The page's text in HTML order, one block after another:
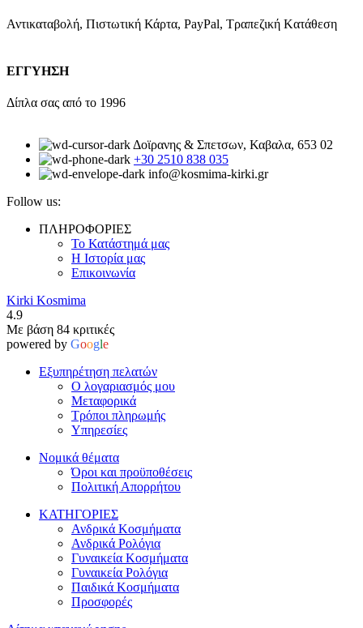
Αντικαταβολή, Πιστωτική Κάρτα, PayPal, Τραπεζική Kατάθεση
ΕΓΓΥΗΣΗ
Δίπλα σας από το 1996
Δοϊρανης & Σπετσων, Καβαλα, 653 02
+30 2510 838 035
info@kosmima-kirki.gr
Follow us:
ΠΛΗΡΟΦΟΡΙΕΣ
Το Κατάστημά μας
Η Ιστορία μας
Επικοινωνία
Kirki Kosmima
4.9
Με βάση 84 κριτικές
powered by Google
Εξυπηρέτηση πελατών
Ο λογαριασμός μου
Μεταφορικά
Τρόποι πληρωμής
Υπηρεσίες
Νομικά θέματα
Όροι και προϋποθέσεις
Πολιτική Απορρήτου
ΚΑΤΗΓΟΡΙΕΣ
Ανδρικά Κοσμήματα
Ανδρικά Ρολόγια
Γυναικεία Κοσμήματα
Γυναικεία Ρολόγια
Παιδικά Κοσμήματα
Προσφορές